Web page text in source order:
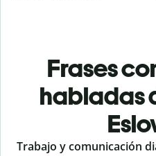
Frases
habladas
Slide 1 of 6
Trabajo y comunicación